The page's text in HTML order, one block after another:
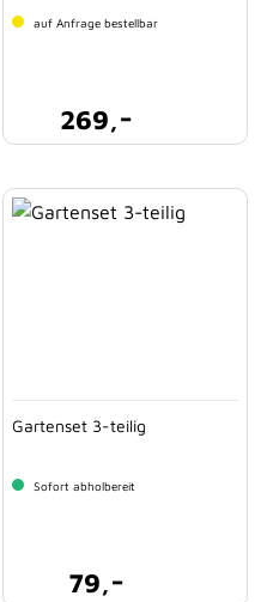
auf Anfrage bestellbar
269,-
Gartenset 3-teilig
Sofort abholbereit
79,-